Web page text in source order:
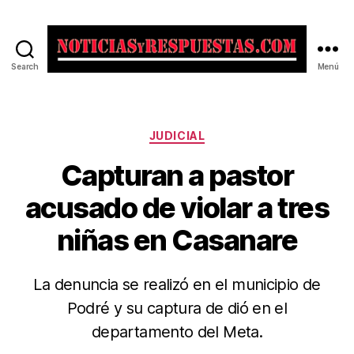
Search Menú
Categorías
JUDICIAL
Capturan a pastor
acusado de violar a tres
niñas en Casanare
La denuncia se realizó en el municipio de
Podré y su captura de dió en el
departamento del Meta.